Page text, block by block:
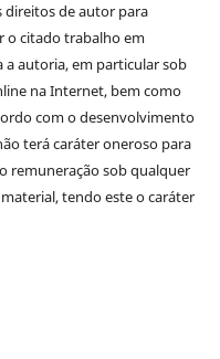
direitos de autor para
o citado trabalho em
autoria, em particular sob
na Internet, bem como
com o desenvolvimento
terá caráter oneroso para
remuneração sob qualquer
tendo este o caráter